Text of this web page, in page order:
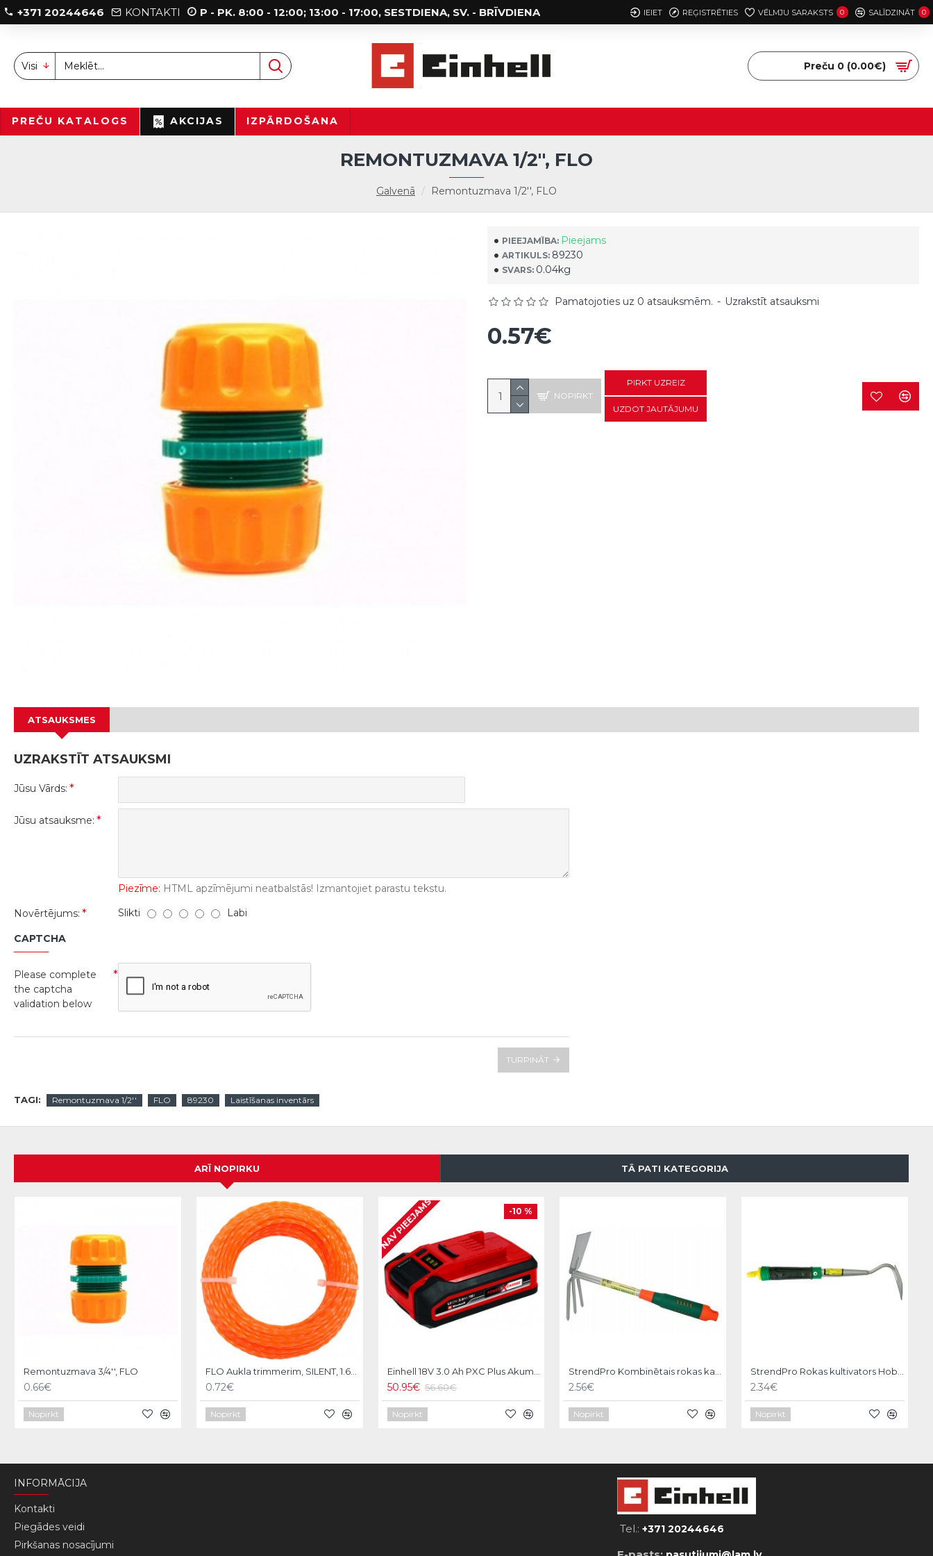
+371 20244646 KONTAKTI P - PK. 8:00 - 12:00; 13:00 - 17:00, SESTDIENA, SV. - BRĪVDIENA IEIET REĢISTRĒTIES VĒLMJU SARAKSTS 0 SALĪDZINĀT 0
Visi Preču 0 (0.00€)
PREČU KATALOGS AKCIJAS IZPĀRDOŠANA
Galvenā Remontuzmava 1/2'', FLO
REMONTUZMAVA 1/2'', FLO
PIEEJAMĪBA: Pieejams
ARTIKULS: 89230
SVARS: 0.04kg
Pamatojoties uz 0 atsauksmēm. - Uzrakstīt atsauksmi
0.57€
NOPIRKT
PIRKT UZREIZ
UZDOT JAUTĀJUMU
ATSAUKSMES
UZRAKSTĪT ATSAUKSMI
Jūsu Vārds:
Jūsu atsauksme:
Piezīme: HTML apzīmējumi neatbalstās! Izmantojiet parastu tekstu.
Novērtējums:
Slikti Labi
CAPTCHA
Please complete
the captcha
validation below
TURPINĀT
TAGI: Remontuzmava 1/2'' FLO 89230 Laistīšanas inventārs
ARĪ NOPIRKU TĀ PATI KATEGORIJA
Remontuzmava 3/4'', FLO
0.66€
Nopirkt
FLO Aukla trimmerim, SILENT, 1.6mm/15m
0.72€
Nopirkt
-10 %
NAV PIEEJAMS
50.95€ 56.60€
Nopirkt
2.56€
Nopirkt
2.34€
Nopirkt
INFORMĀCIJA
Kontakti
Piegādes veidi
Pirkšanas nosacījumi
Tel.:+371 20244646